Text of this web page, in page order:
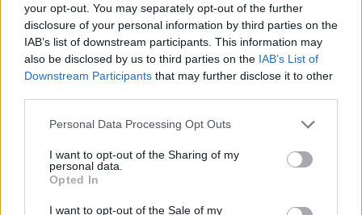
your opt-out. You may separately opt-out of the further
disclosure of your personal information by third parties on the
IAB’s list of downstream participants. This information may
also be disclosed by us to third parties on the IAB’s List of
Downstream Participants that may further disclose it to other
Personal Data Processing Opt Outs
I want to opt-out of the Sharing of my
personal data.
Opted In
I want to opt-out of the Sale of my
Χρηματιστήριο: Στις 2.623,19 μονάδες ο Γενικός
Δείκτης Τιμών, με άνοδο 0,57%
07/08/2026 - 15:21 ΟΙΚΟΝΟΜΙΑ
Νέο κύμα καύσωνα στην Ευρώπη – Θερμοκρασίες
άνω των 40°C σε Ιταλία, Ισπανία και Βαλκάνια
07/08/2026 - 14:58 ΚΟΣΜΟΣ
Fourlis: Συμφωνία για την πώληση συμμετοχής στο
Sofia South Ring Mall έναντι 49,35 εκατ. ευρώ
07/08/2026 - 14:39